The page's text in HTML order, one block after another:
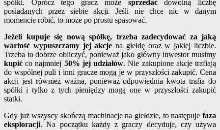
spółki. Oprócz tego gracz może sprzedaćdowolną liczbę
posiadanych przez siebie akcji. Jeśli nie chce nic w danym
momencie robić, to może po prostu spasować.
Jeżeli kupuje się nową spółkę, trzeba zadecydować za jaką
wartość wypuszczamy jej akcje na giełdę oraz w jakiej liczbie.
Trzeba to dobrze obliczyć, ponieważ jako główny inwestor musimy
kupić co najmniej 50% jej udziałów. Nie zakupione akcje trafiają
do wspólnej puli i inni gracze mogą je w przyszłości zakupić. Cena
akcji jest również ważna, ponieważ odpowiednia kwota trafia do
spółki i tylko z tych pieniędzy mogą one w przyszłości zakupić
statki.
Gdy już wszyscy skończą machinacje na giełdzie, to następuje faza
eksploracji. Na początku każdy z graczy decyduje, czy używa